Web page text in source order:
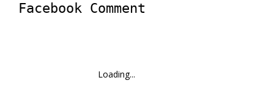
Facebook Comment
Loading...